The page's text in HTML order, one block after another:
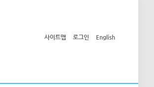
사이트맵 로그인 English